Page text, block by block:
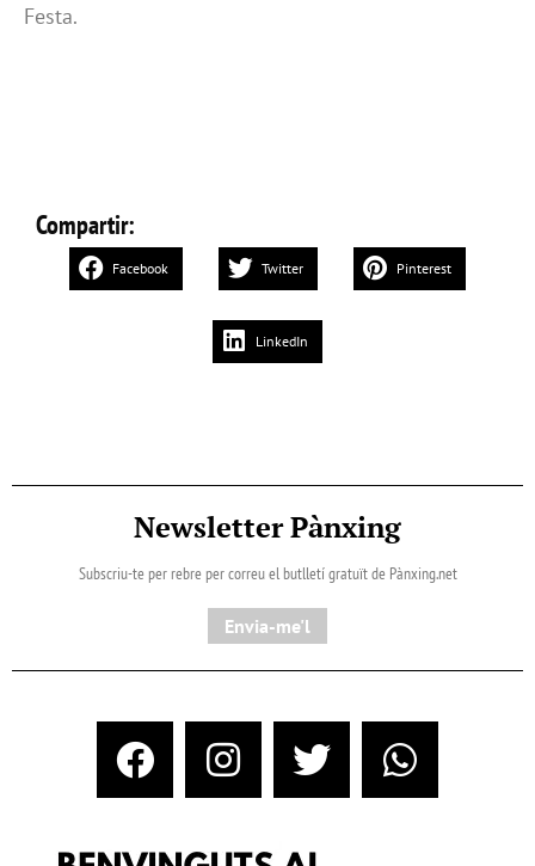
Festa.
Compartir:
Facebook Twitter Pinterest
LinkedIn
Newsletter Pànxing
Subscriu-te per rebre per correu el butlletí gratuït de Pànxing.net​
Envia-me'l